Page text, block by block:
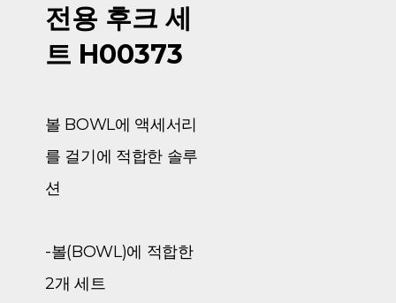
전용 후크 세
트 H00373
볼 BOWL에 액세서리
를 걸기에 적합한 솔루
션
-볼(BOWL)에 적합한
2개 세트